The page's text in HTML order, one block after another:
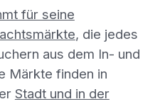
für seine
, die jedes
aus dem In- und
Märkte finden in
Stadt und in der